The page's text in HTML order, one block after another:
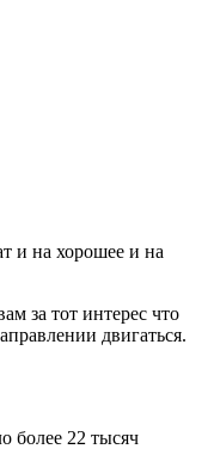
и на хорошее и на
за тот интерес что
двигаться.
более 22 тысяч